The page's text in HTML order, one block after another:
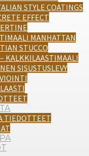
STYLE COATINGS
EFFECT
MANHATTAN
STUCCO
KALKKILAASTIMAALI
SISUSTUSLEVY
TIEDOTTEET